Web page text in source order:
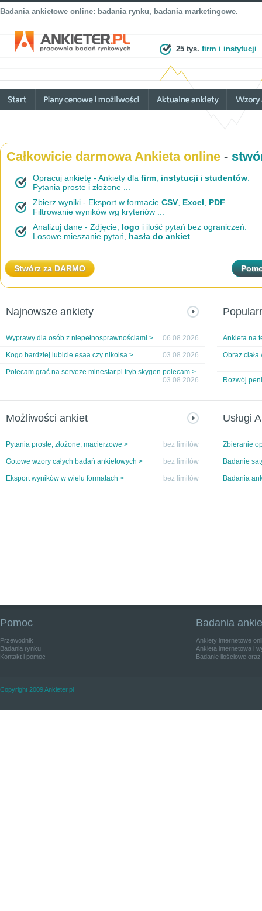
Badania ankietowe online: badania rynku, badania marketingowe.
25 tys. firm i instytucji
Całkowicie darmowa Ankieta online -
Opracuj ankietę - Ankiety dla firm instytucji i studentów
Pytania proste i złożone ...
Zbierz wyniki - Eksport w formacie CSV Excel PDF
Filtrowanie wyników wg kryteriów ...
Analizuj dane - Zdjęcie, logo i ilość pytań bez ograniczeń.
Losowe mieszanie pytań, hasła do ankiet
Stwórz za DARMO
Najnowsze ankiety
Wyprawy dla osób z niepełnosprawnościami > 06.08.2026
Kogo bardziej lubicie esaa czy nikolsa > 03.08.2026
Polecam grać na serveze minestar.pl tryb skygen polecam >
03.08.2026
Ankieta na
Obraz
Rozwój
Możliwości ankiet
Pytania proste, złożone, macierzowe > bez limitów
Gotowe wzory całych badań ankietowych > bez limitów
Eksport wyników w wielu formatach > bez limitów
Usługi
Zbieranie
Badanie
Badania
Pomoc
Przewodnik
Badania rynku
Kontakt i pomoc
Badania
Ankiety internetowe
Ankieta internetowa i
Badanie ilościowe
Copyright 2009 Ankieter.pl